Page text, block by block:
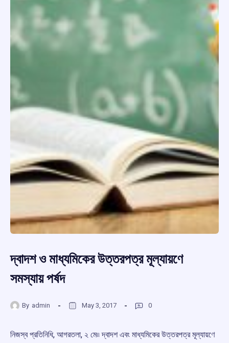
দ্বাদশ ও মাধ্যমিকের উত্তরপত্র মূল্যায়ণে
সমস্যায় পর্ষদ
By admin May 3, 2017 0
নিজস্ব প্রতিনিধি, আগরতলা, ২ মে৷৷ দ্বাদশ এবং মাধ্যমিকের উত্তরপত্র মূল্যায়ণে